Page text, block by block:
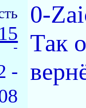
15
-
-
0-
Так